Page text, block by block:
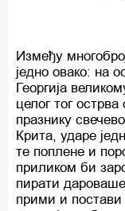
Између
једно овако: на
Георгија
целог тог
празнику
Крита, ударе
те поплене и
приликом би
пирати
прими и постави